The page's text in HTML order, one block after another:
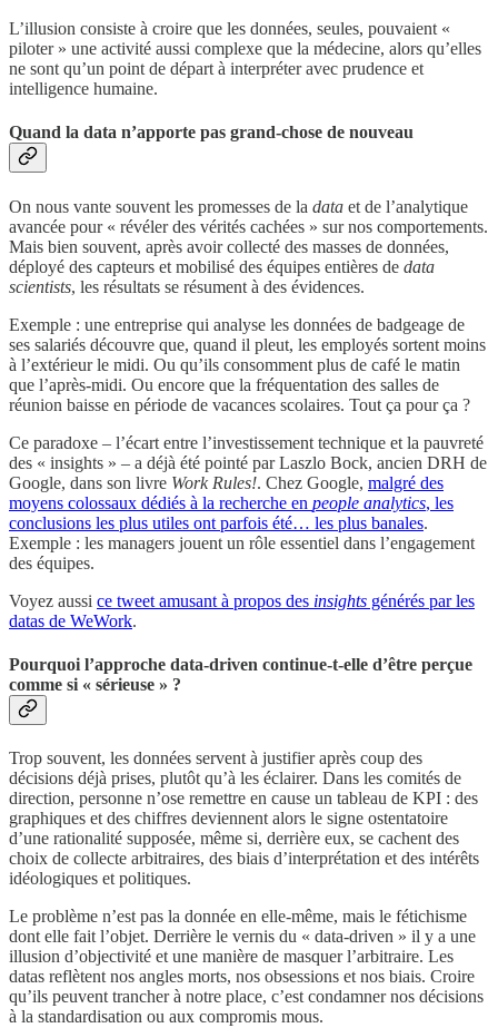
L’illusion consiste à croire que les données, seules, pouvaient «
piloter » une activité aussi complexe que la médecine, alors qu’elles
ne sont qu’un point de départ à interpréter avec prudence et
intelligence humaine.
Quand la data n’apporte pas grand-chose de nouveau
On nous vante souvent les promesses de la data et de l’analytique
avancée pour « révéler des vérités cachées » sur nos comportements.
Mais bien souvent, après avoir collecté des masses de données,
déployé des capteurs et mobilisé des équipes entières de data
scientists, les résultats se résument à des évidences.
Exemple : une entreprise qui analyse les données de badgeage de
ses salariés découvre que, quand il pleut, les employés sortent moins
à l’extérieur le midi. Ou qu’ils consomment plus de café le matin
que l’après-midi. Ou encore que la fréquentation des salles de
réunion baisse en période de vacances scolaires. Tout ça pour ça ?
Ce paradoxe – l’écart entre l’investissement technique et la pauvreté
des « insights » – a déjà été pointé par Laszlo Bock, ancien DRH de
Google, dans son livre Work Rules!. Chez Google, malgré des
moyens colossaux dédiés à la recherche en people analytics, les
conclusions les plus utiles ont parfois été… les plus banales.
Exemple : les managers jouent un rôle essentiel dans l’engagement
des équipes.
Voyez aussi ce tweet amusant à propos des insights générés par les
datas de WeWork.
Pourquoi l’approche data-driven continue-t-elle d’être perçue
comme si « sérieuse » ?
Trop souvent, les données servent à justifier après coup des
décisions déjà prises, plutôt qu’à les éclairer. Dans les comités de
direction, personne n’ose remettre en cause un tableau de KPI : des
graphiques et des chiffres deviennent alors le signe ostentatoire
d’une rationalité supposée, même si, derrière eux, se cachent des
choix de collecte arbitraires, des biais d’interprétation et des intérêts
idéologiques et politiques.
Le problème n’est pas la donnée en elle-même, mais le fétichisme
dont elle fait l’objet. Derrière le vernis du « data-driven » il y a une
illusion d’objectivité et une manière de masquer l’arbitraire. Les
datas reflètent nos angles morts, nos obsessions et nos biais. Croire
qu’ils peuvent trancher à notre place, c’est condamner nos décisions
à la standardisation ou aux compromis mous.